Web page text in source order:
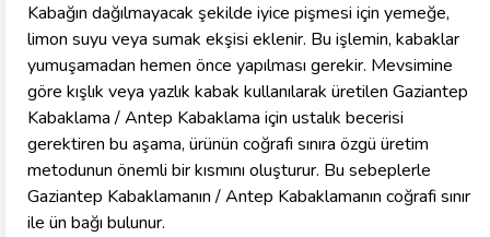
Kabağın dağılmayacak şekilde iyice pişmesi için yemeğe,
limon suyu veya sumak ekşisi eklenir. Bu işlemin, kabaklar
yumuşamadan hemen önce yapılması gerekir. Mevsimine
göre kışlık veya yazlık kabak kullanılarak üretilen Gaziantep
Kabaklama / Antep Kabaklama için ustalık becerisi
gerektiren bu aşama, ürünün coğrafi sınıra özgü üretim
metodunun önemli bir kısmını oluşturur. Bu sebeplerle
Gaziantep Kabaklamanın / Antep Kabaklamanın coğrafi sınır
ile ün bağı bulunur.